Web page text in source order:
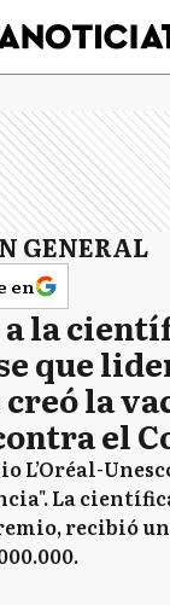
GENERAL
en
la
que
la
el
L’Oréal-
La
recibió